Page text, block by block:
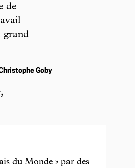
de
grand
Goby
du Monde » par des